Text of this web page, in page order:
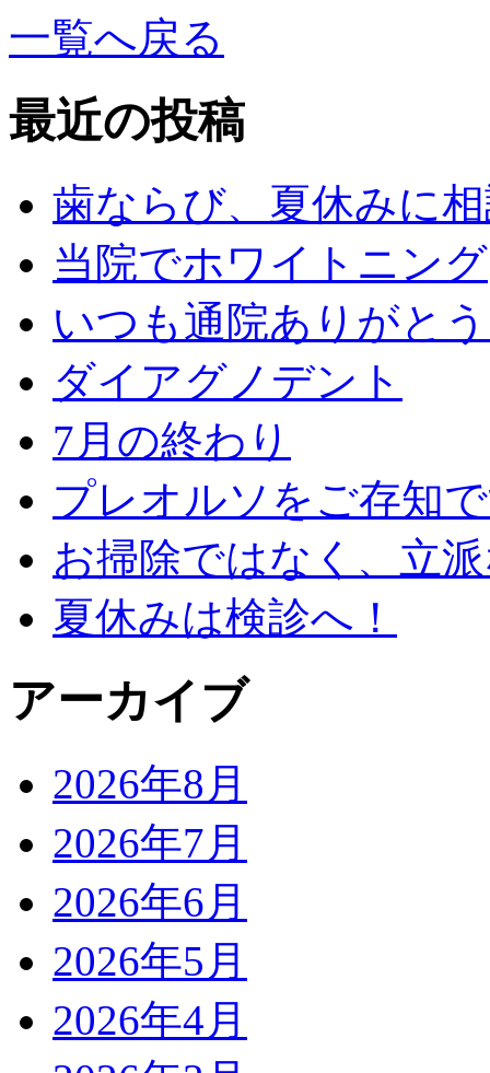
一覧へ戻る
最近の投稿
歯ならび、夏休みに
当院でホワイトニング
いつも通院ありがと
ダイアグノデント
7月の終わり
プレオルソをご存知
お掃除ではなく、立
夏休みは検診へ！
アーカイブ
2026年8月
2026年7月
2026年6月
2026年5月
2026年4月